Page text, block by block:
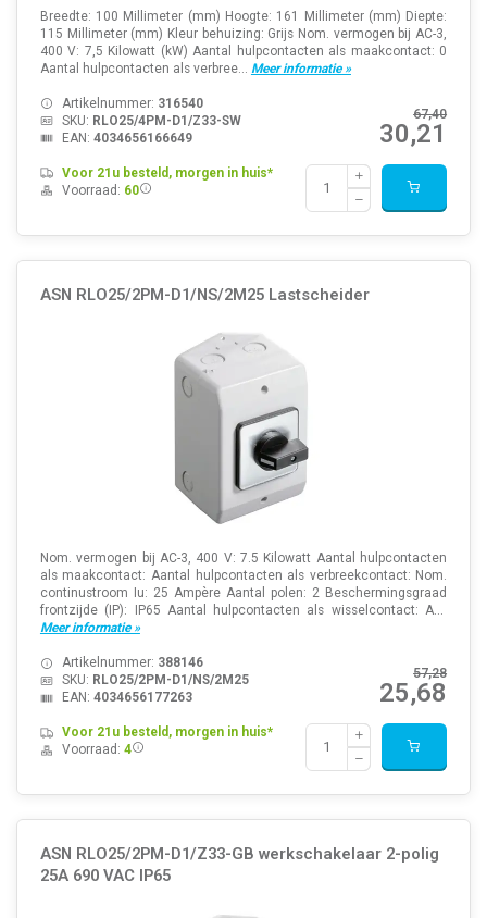
Breedte: 100 Millimeter (mm) Hoogte: 161 Millimeter (mm) Diepte:
115 Millimeter (mm) Kleur behuizing: Grijs Nom. vermogen bij AC-3,
400 V: 7,5 Kilowatt (kW) Aantal hulpcontacten als maakcontact: 0
Aantal hulpcontacten als verbree... Meer informatie »
67,40
30,21
Artikelnummer: 316540
SKU: RLO25/4PM-D1/Z33-SW
EAN: 4034656166649
Voor 21u besteld, morgen in huis*
Voorraad: 60
ASN RLO25/2PM-D1/NS/2M25 Lastscheider
Nom. vermogen bij AC-3, 400 V: 7.5 Kilowatt Aantal hulpcontacten
als maakcontact: Aantal hulpcontacten als verbreekcontact: Nom.
continustroom Iu: 25 Ampère Aantal polen: 2 Beschermingsgraad
frontzijde (IP): IP65 Aantal hulpcontacten als wisselcontact: A...
Meer informatie »
57,28
25,68
Artikelnummer: 388146
SKU: RLO25/2PM-D1/NS/2M25
EAN: 4034656177263
Voor 21u besteld, morgen in huis*
Voorraad: 4
ASN RLO25/2PM-D1/Z33-GB werkschakelaar 2-polig
25A 690 VAC IP65